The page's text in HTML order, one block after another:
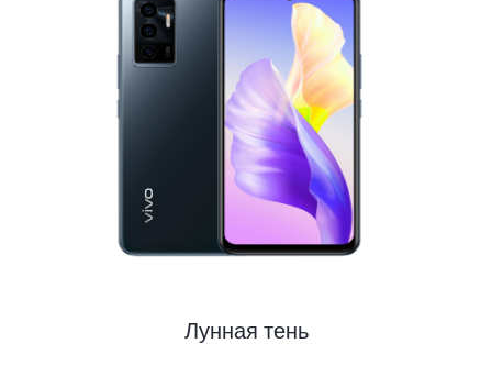
Kyrgyzstan | Выберите страну/регион
Лунная тень